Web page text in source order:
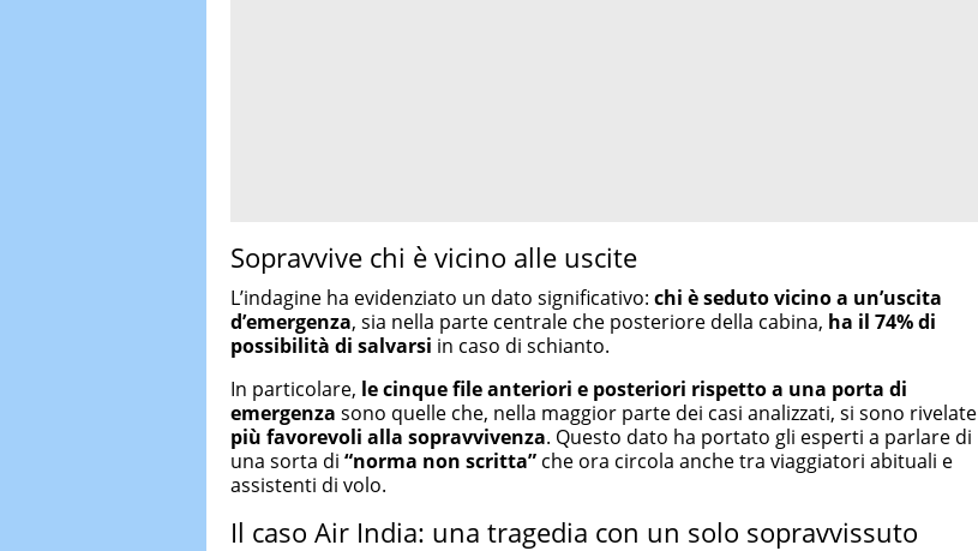
Sopravvive chi è vicino alle uscite
L’indagine ha evidenziato un dato significativo: chi è seduto vicino a un’uscita
d’emergenza, sia nella parte centrale che posteriore della cabina, ha il 74% di
possibilità di salvarsi in caso di schianto.
In particolare, le cinque file anteriori e posteriori rispetto a una porta di
emergenza sono quelle che, nella maggior parte dei casi analizzati, si sono rivelate
più favorevoli alla sopravvivenza. Questo dato ha portato gli esperti a parlare di
una sorta di “norma non scritta” che ora circola anche tra viaggiatori abituali e
assistenti di volo.
Il caso Air India: una tragedia con un solo sopravvissuto